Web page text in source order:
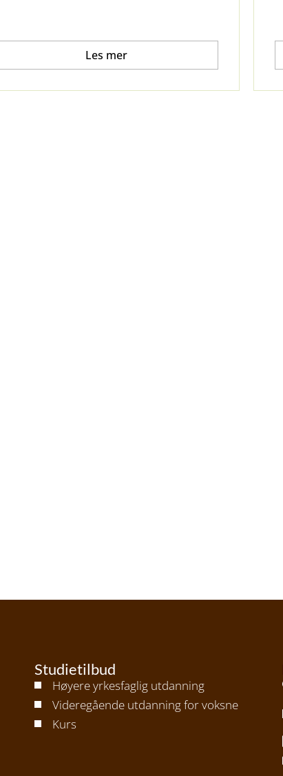
Les mer
Studietilbud
Høyere yrkesfaglig utdanning
Videregående utdanning for voksne
Kurs